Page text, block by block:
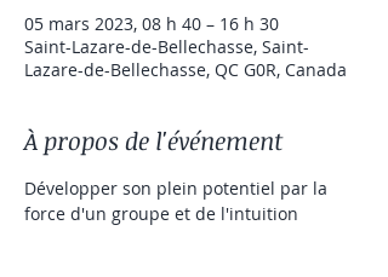
05 mars 2023, 08 h 40 – 16 h 30
Saint-Lazare-de-Bellechasse, Saint-
Lazare-de-Bellechasse, QC G0R, Canada
À propos de l'événement
Développer son plein potentiel par la
force d'un groupe et de l'intuition